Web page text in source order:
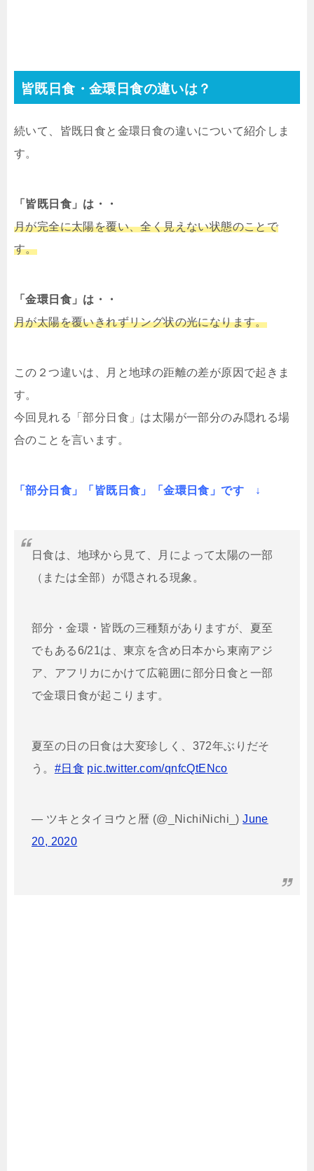
皆既日食・金環日食の違いは？
続いて、皆既日食と金環日食の違いについて紹介しま
す。
「皆既日食」は・・
月が完全に太陽を覆い、全く見えない状態のことで
す。
「金環日食」は・・
月が太陽を覆いきれずリング状の光になります。
この２つ違いは、月と地球の距離の差が原因で起きま
す。
今回見れる「部分日食」は太陽が一部分のみ隠れる場
合のことを言います。
「部分日食」「皆既日食」「金環日食」です ↓
日食は、地球から見て、月によって太陽の一部
（または全部）が隠される現象。
部分・金環・皆既の三種類がありますが、夏至
でもある6/21は、東京を含め日本から東南アジ
ア、アフリカにかけて広範囲に部分日食と一部
で金環日食が起こります。
夏至の日の日食は大変珍しく、372年ぶりだそ
う。 #日食 pic.twitter.com/qnfcQtENco
— ツキとタイヨウと暦 (@_NichiNichi_)June
20, 2020